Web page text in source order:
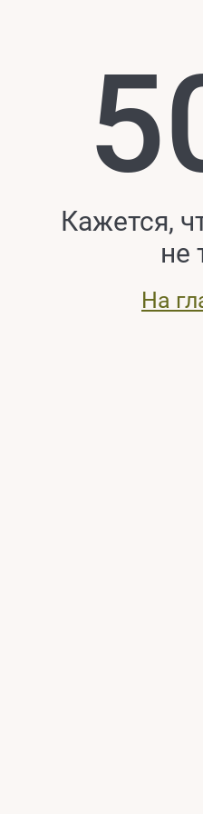
Кажется,
не
На